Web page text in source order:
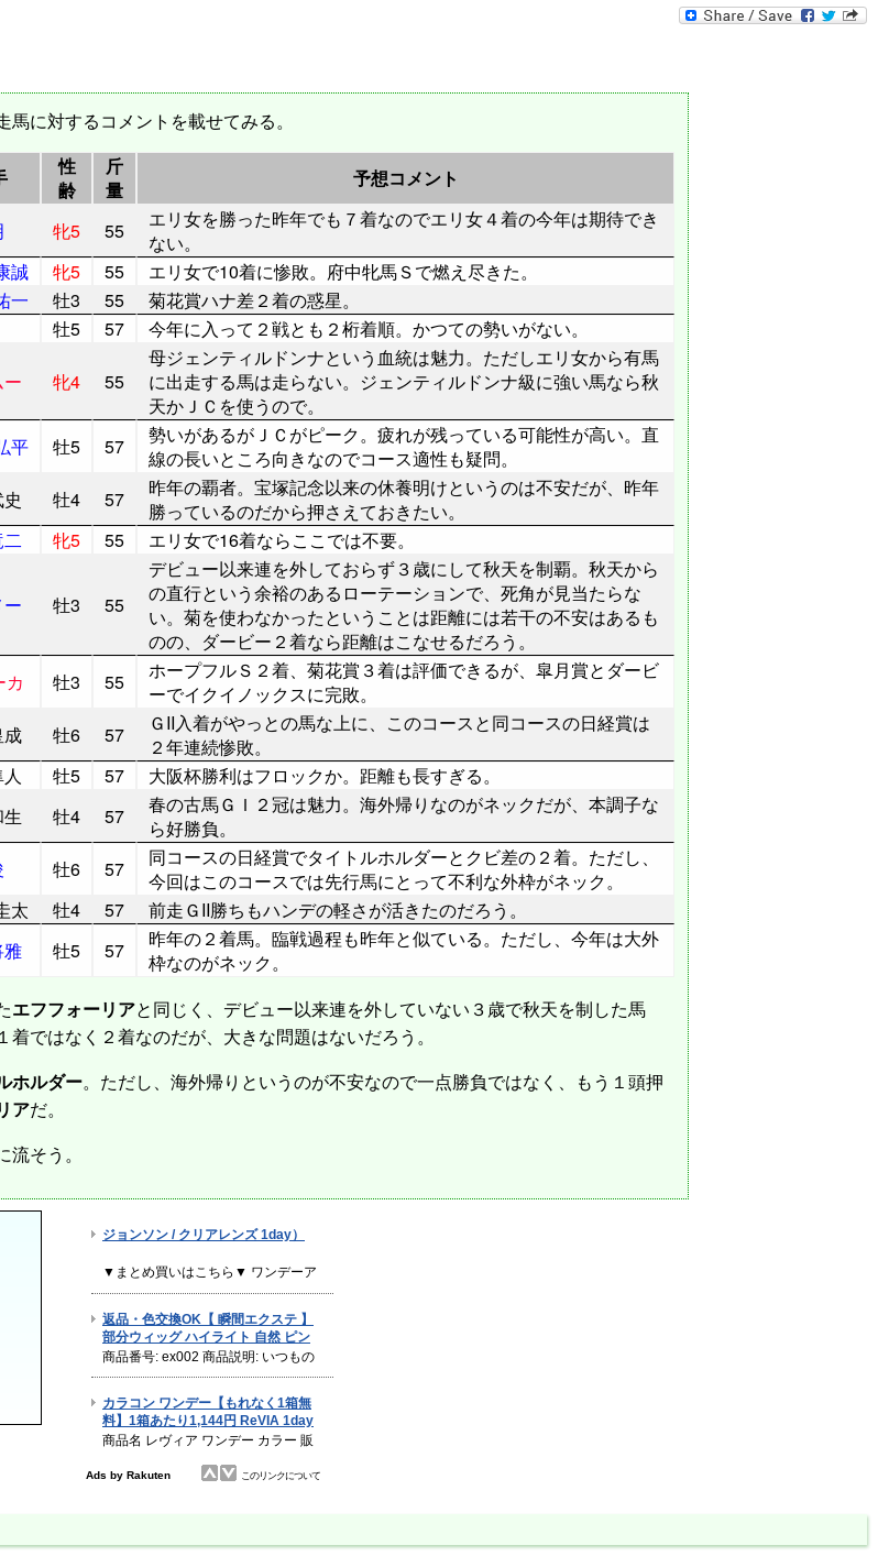
に対するコメントを載せてみる。
性
齢
斤
量
予想コメント
牝5 55
エリ女を勝った昨年でも７着なのでエリ女４着の今年は期待でき
ない。
誠 牝5 55
エリ女で10着に惨敗。府中牝馬Ｓで燃え尽きた。
一 牡3 55
菊花賞ハナ差２着の惑星。
牡5 57 今年に入って２戦とも２桁着順。かつての勢いがない。
牝4 55
母ジェンティルドンナという血統は魅力。ただしエリ女から有馬
に出走する馬は走らない。ジェンティルドンナ級に強い馬なら秋
天かＪＣを使うので。
平 牡5 57
勢いがあるがＪＣがピーク。疲れが残っている可能性が高い。直
線の長いところ向きなのでコース適性も疑問。
牡4 57
昨年の覇者。宝塚記念以来の休養明けというのは不安だが、昨年
勝っているのだから押さえておきたい。
二 牝5 55 エリ女で16着ならここでは不要。
牡3 55
デビュー以来連を外しておらず３歳にして秋天を制覇。秋天から
の直行という余裕のあるローテーションで、死角が見当たらな
い。菊を使わなかったということは距離には若干の不安はあるも
のの、ダービー２着なら距離はこなせるだろう。
カ 牡3 55
ホープフルＳ２着、菊花賞３着は評価できるが、皐月賞とダービ
ーでイクイノックスに完敗。
成 牡6 57
ＧII入着がやっとの馬な上に、このコースと同コースの日経賞は
２年連続惨敗。
牡5 57
大阪杯勝利はフロックか。距離も長すぎる。
牡4 57
春の古馬ＧＩ２冠は魅力。海外帰りなのがネックだが、本調子な
ら好勝負。
牡6 57
同コースの日経賞でタイトルホルダーとクビ差の２着。ただし、
今回はこのコースでは先行馬にとって不利な外枠がネック。
太 牡4 57
前走ＧII勝ちもハンデの軽さが活きたのだろう。
雅 牡5 57
昨年の２着馬。臨戦過程も昨年と似ている。ただし、今年は大外
枠なのがネック。
エフフォーリアと同じく、デビュー以来連を外していない３歳で秋天を制した馬
着ではなく２着なのだが、大きな問題はないだろう。
ホルダー。ただし、海外帰りというのが不安なので一点勝負ではなく、もう１頭押
アだ。
そう。